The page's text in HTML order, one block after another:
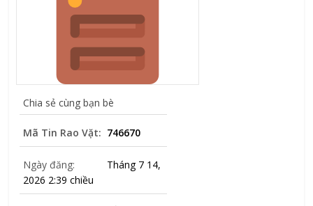
Chia sẻ cùng bạn bè
Mã Tin Rao Vặt: 746670
Ngày đăng:
Tháng 7 14,
2026 2:39 chiều